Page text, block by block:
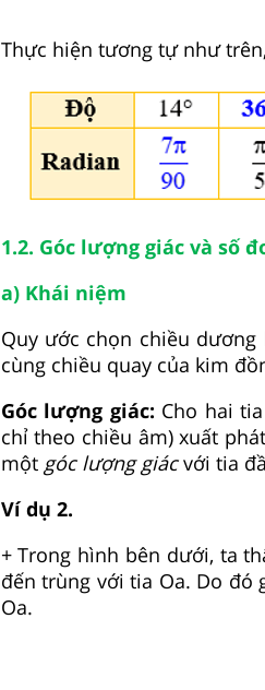
Thực hiện tương tự như
1.2. Góc lượng giác và số
a) Khái niệm
Quy ước chọn chiều
cùng chiều quay của kim
Góc lượng giác: Cho hai
chỉ theo chiều âm) xuất
một góc lượng giácvới tia
Ví dụ 2.
+ Trong hình bên dưới, ta
đến trùng với tia Oa. Do đó
Oa.